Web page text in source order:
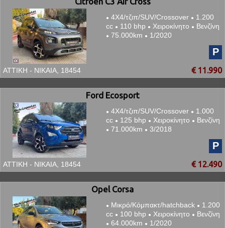
● 4Χ4/τζιπ/SUV/Crossover ● 1.200
cc ● 110 bhp ● Χειροκίνητο ● Βενζίνη
● 75.000km ● 1/2020
P
ΑΤΤΙΚΗ - ΝΙΚΑΙΑ, 18454 € 11.990
Ford Ecosport
● 4Χ4/τζιπ/SUV/Crossover ● 1.000
cc ● 125 bhp ● Χειροκίνητο ● Βενζίνη
● 71.000km ● 3/2018
P
ΑΤΤΙΚΗ - ΝΙΚΑΙΑ, 18454 € 12.490
Opel Corsa
● Μικρό/Κόμπακτ/hatchback ● 1.200
cc ● 100 bhp ● Χειροκίνητο ● Βενζίνη
● 64.000km ● 1/2020